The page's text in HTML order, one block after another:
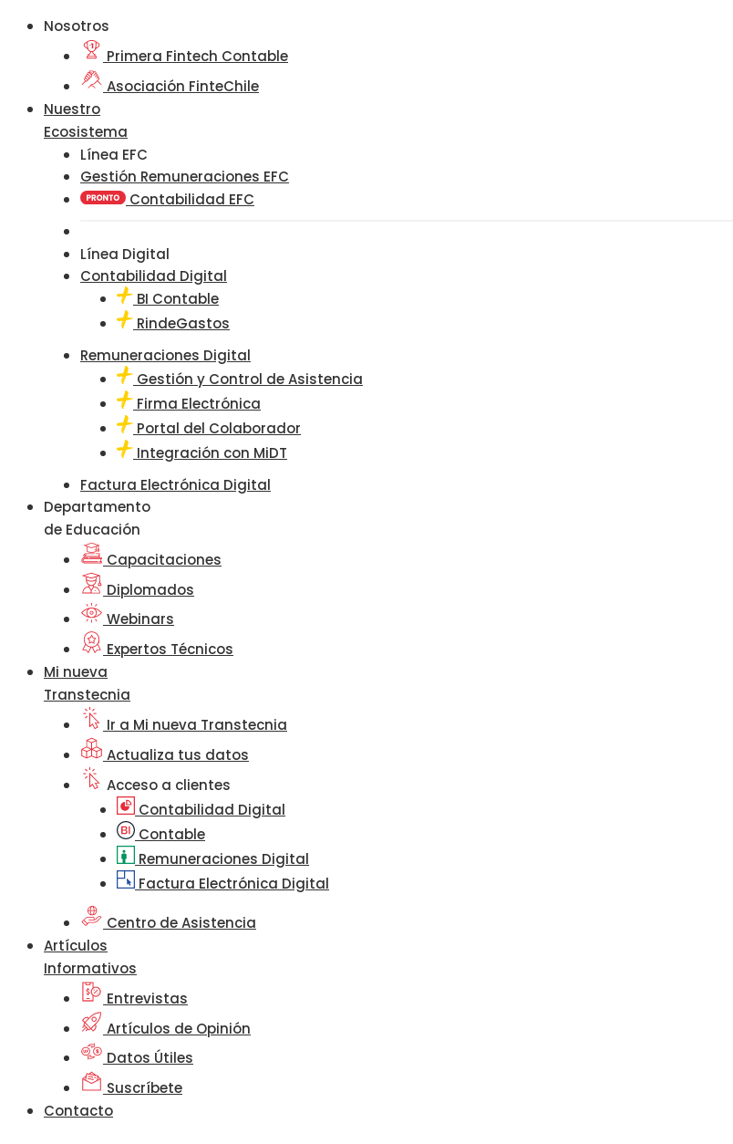
Nosotros
Primera Fintech Contable
Asociación FinteChile
Nuestro
Ecosistema
Línea EFC
Gestión Remuneraciones EFC
Contabilidad EFC
Línea Digital
Contabilidad Digital
BI Contable
RindeGastos
Remuneraciones Digital
Gestión y Control de Asistencia
Firma Electrónica
Portal del Colaborador
Integración con MiDT
Factura Electrónica Digital
Departamento
de Educación
Capacitaciones
Diplomados
Webinars
Expertos Técnicos
Mi nueva
Transtecnia
Ir a Mi nueva Transtecnia
Actualiza tus datos
Acceso a clientes
Contabilidad Digital
Contable
Remuneraciones Digital
Factura Electrónica Digital
Centro de Asistencia
Artículos
Informativos
Entrevistas
Artículos de Opinión
Datos Útiles
Suscríbete
Contacto